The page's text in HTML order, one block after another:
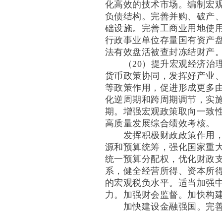
化高效的技术市场。编制宏
负债结构。完善并购、破产
础设施。完善工商业用地使
行政事业单位存量国有资产
法有效盘活被查封冻结财产
（20）提升宏观经济治理
货币政策协同，发挥好产业
等政策作用，促进形成更多
化逆周期和跨周期调节，实
期。增强宏观政策取向一致
高质量发展综合绩效考核。
发挥积极财政政策作用，
源和预算统筹，强化国家重
统一预算分配权，优化财政
系，健全经营所得、资本所
的宏观税负水平。适当加强
力。加强财会监督。加快构
加快建设金融强国。完善